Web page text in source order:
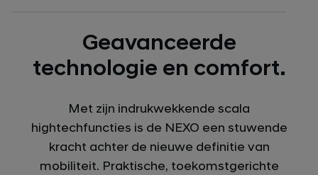
Geavanceerde
technologie en comfort.
Met zijn indrukwekkende scala
hightechfuncties is de NEXO een stuwende
kracht achter de nieuwe definitie van
mobiliteit. Praktische, toekomstgerichte